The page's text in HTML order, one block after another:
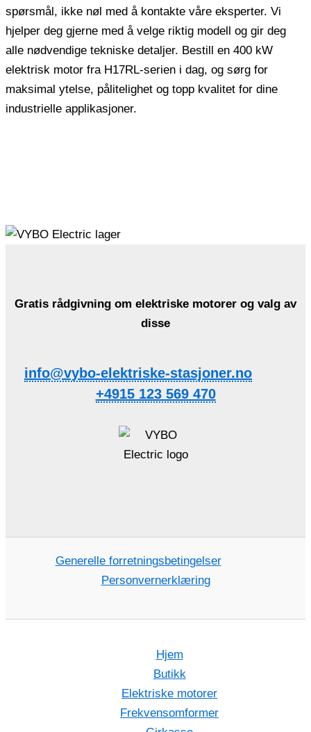
spørsmål, ikke nøl med å kontakte våre eksperter. Vi
hjelper deg gjerne med å velge riktig modell og gir deg
alle nødvendige tekniske detaljer. Bestill en 400 kW
elektrisk motor fra H17RL-serien i dag, og sørg for
maksimal ytelse, pålitelighet og topp kvalitet for dine
industrielle applikasjoner.
Gratis rådgivning om elektriske motorer og valg av
disse
info@vybo-elektriske-stasjoner.no
+4915 123 569 470
Generelle forretningsbetingelser
Personvernerklæring
Hjem
Butikk
Elektriske motorer
Frekvensomformer